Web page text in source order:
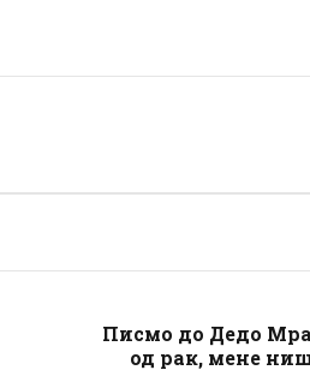
Писмо до Дедо
од рак, мене